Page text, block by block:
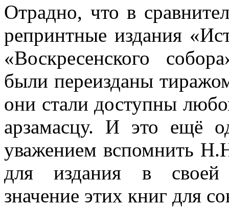
Отрадно, что в
репринтные издания
«Воскресенского
были переизданы
они стали доступны
арзамасцу. И это ещё
уважением вспомнить
для издания в своей
значение этих книг для